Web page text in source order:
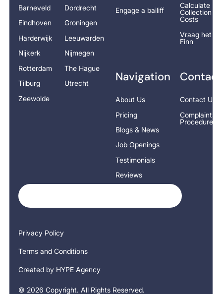
Barneveld
Dordrecht
Eindhoven
Groningen
Harderwijk
Leeuwarden
Nijkerk
Nijmegen
Rotterdam
The Hague
Tilburg
Utrecht
Zeewolde
Engage a bailiff
Calculate
Collection
Costs
Vraag het
Finn
Navigation
About Us
Pricing
Blogs & News
Job Openings
Testimonials
Reviews
Contact
Contact Us
Complaints
Procedure
© 2026 Copyright. All Rights Reserved.
Privacy Policy
Terms and Conditions
Created by HYPE Agency